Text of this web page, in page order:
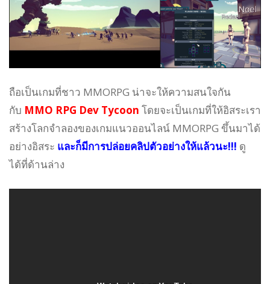
ถือเป็นเกมที่ชาว MMORPG น่าจะให้ความสนใจกัน
กับ MMO RPG Dev Tycoon โดยจะเป็นเกมที่ให้อิสระเรา
สร้างโลกจำลองของเกมแนวออนไลน์ MMORPG ขึ้นมาได้
อย่างอิสระ และก็มีการปล่อยคลิปตัวอย่างให้แล้วนะ!!! ดู
ได้ที่ด้านล่าง